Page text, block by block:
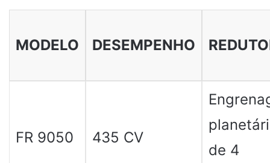
MODELO DESEMPENHO
FR 9050 435 CV
de 4